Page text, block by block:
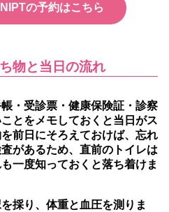
の予約はこちら
物と当日の流れ
・受診票・健康保険証・診察
とをメモしておくと当日がス
前日にそろえておけば、忘れ
があるため、直前のトイレは
一度知っておくと落ち着けま
採り、体重と血圧を測りま